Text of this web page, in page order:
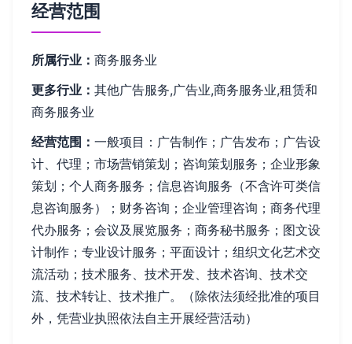
经营范围
所属行业： 商务服务业
更多行业： 其他广告服务,广告业,商务服务业,租赁和
商务服务业
经营范围： 一般项目：广告制作；广告发布；广告设
计、代理；市场营销策划；咨询策划服务；企业形象
策划；个人商务服务；信息咨询服务（不含许可类信
息咨询服务）；财务咨询；企业管理咨询；商务代理
代办服务；会议及展览服务；商务秘书服务；图文设
计制作；专业设计服务；平面设计；组织文化艺术交
流活动；技术服务、技术开发、技术咨询、技术交
流、技术转让、技术推广。（除依法须经批准的项目
外，凭营业执照依法自主开展经营活动）